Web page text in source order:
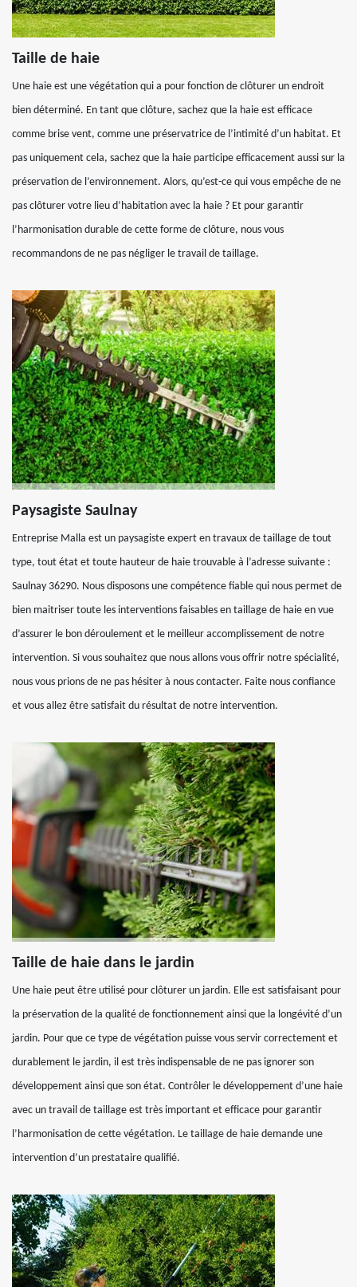
Taille de haie
Une haie est une végétation qui a pour fonction de clôturer un endroit
bien déterminé. En tant que clôture, sachez que la haie est efficace
comme brise vent, comme une préservatrice de l’intimité d’un habitat. Et
pas uniquement cela, sachez que la haie participe efficacement aussi sur la
préservation de l’environnement. Alors, qu’est-ce qui vous empêche de ne
pas clôturer votre lieu d’habitation avec la haie ? Et pour garantir
l’harmonisation durable de cette forme de clôture, nous vous
recommandons de ne pas négliger le travail de taillage.
Paysagiste Saulnay
Entreprise Malla est un paysagiste expert en travaux de taillage de tout
type, tout état et toute hauteur de haie trouvable à l’adresse suivante :
Saulnay 36290. Nous disposons une compétence fiable qui nous permet de
bien maitriser toute les interventions faisables en taillage de haie en vue
d’assurer le bon déroulement et le meilleur accomplissement de notre
intervention. Si vous souhaitez que nous allons vous offrir notre spécialité,
nous vous prions de ne pas hésiter à nous contacter. Faite nous confiance
et vous allez être satisfait du résultat de notre intervention.
Taille de haie dans le jardin
Une haie peut être utilisé pour clôturer un jardin. Elle est satisfaisant pour
la préservation de la qualité de fonctionnement ainsi que la longévité d’un
jardin. Pour que ce type de végétation puisse vous servir correctement et
durablement le jardin, il est très indispensable de ne pas ignorer son
développement ainsi que son état. Contrôler le développement d’une haie
avec un travail de taillage est très important et efficace pour garantir
l’harmonisation de cette végétation. Le taillage de haie demande une
intervention d’un prestataire qualifié.